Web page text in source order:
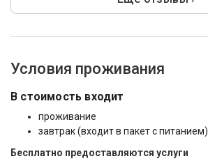
Условия проживания
В стоимость входит
проживание
завтрак (входит в пакет с питанием)
Бесплатно предоставляются услуги